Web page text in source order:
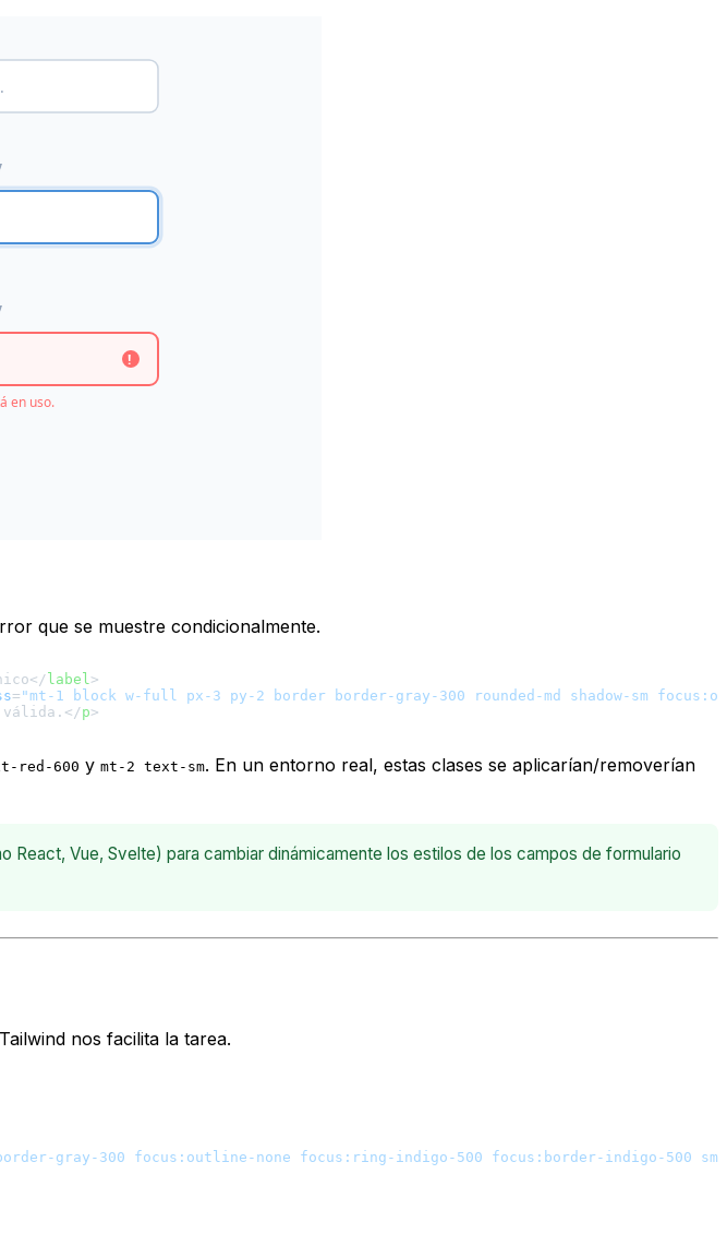
!
en uso.
que se muestre condicionalmente.
</ label>
= "mt-1 block w-full px-3 py-2 border border-gray-300 rounded-md shadow-sm
válida. </p>
red-600 y mt-2 text-sm. En un entorno real, estas clases se aplicarían/removerían
Vue, Svelte) para cambiar dinámicamente los estilos de los campos de formulario
nos facilita la tarea.
gray-300 focus:outline-none focus:ring-indigo-500 focus:border-indigo-500